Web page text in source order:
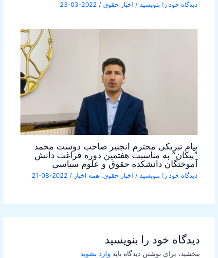
دیدگاه‌ خود را بنویسید / اخبار حقوق/
2022-03-23
پیام تبریکی محترم انجنیر صاحب دوست محمد
“پیکان” به مناسبت هفتمین دوره فراغت دانش
آموختگان دانشکده حقوق و علوم سیاسی
دیدگاه‌ خود را بنویسید / اخبار حقوق, همه اخبار /
2022-08-21
دیدگاه‌ خود را بنویسید
ببخشید، برای نوشتن دیدگاه باید وارد بشوید